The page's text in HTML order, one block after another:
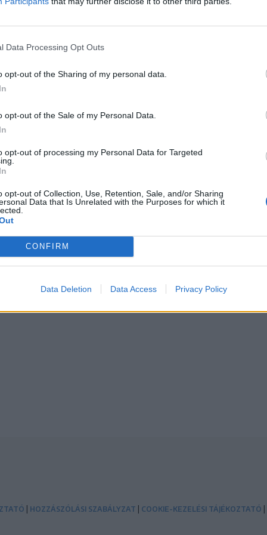
Data Processing Opt Outs
opt-out of the Sharing of my personal data.
opt-out of the Sale of my Personal Data.
opt-out of processing my Personal Data for Targeted
opt-out of Collection, Use, Retention, Sale, and/or Sharing
Data that Is Unrelated with the Purposes for which it
CONFIRM
Data Deletion Data Access Privacy Policy
HOZZÁSZÓLÁSI SZABÁLYZAT COOKIE-KEZELÉSI TÁJÉKOZTATÓ